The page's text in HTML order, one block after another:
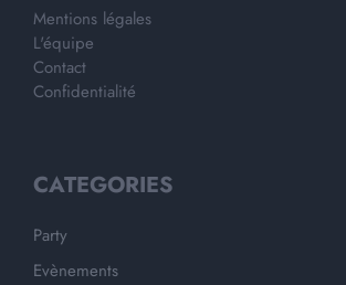
Mentions légales
L'équipe
Contact
Confidentialité
CATEGORIES
Party
Evènements